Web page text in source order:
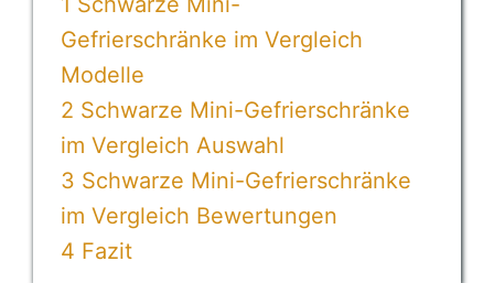
Gefrierschränke im Vergleich
Modelle
2 Schwarze Mini-Gefrierschränke
im Vergleich Auswahl
3 Schwarze Mini-Gefrierschränke
im Vergleich Bewertungen
4 Fazit